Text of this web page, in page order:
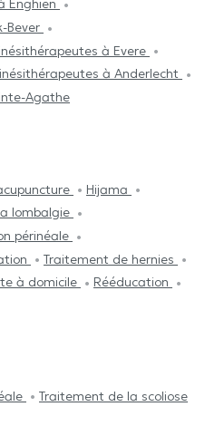
Enghien
Bever
à Evere
à Anderlecht
Agathe
Hijama
lombalgie
périnéale
Traitement de hernies
à domicile
Rééducation
Traitement de la scoliose